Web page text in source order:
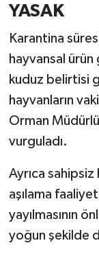
YASAK
Karantina
hayvansal ürün
kuduz belirtisi
hayvanların
Orman
vurguladı.
Ayrıca sahipsiz
aşılama
yayılmasının
yoğun şekilde